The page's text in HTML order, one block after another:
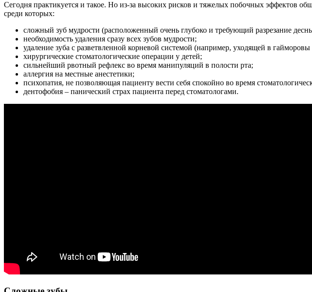
Сегодня практикуется и такое. Но из-за высоких рисков и тяжелых побочных эффектов
среди которых:
сложный зуб мудрости (расположенный очень глубоко и требующий разрезание
необходимость удаления сразу всех зубов мудрости;
удаление зуба с разветвленной корневой системой (например, уходящей в гайморовы
хирургические стоматологические операции у детей;
сильнейший рвотный рефлекс во время манипуляций в полости рта;
аллергия на местные анестетики;
психопатия, не позволяющая пациенту вести себя спокойно во время
дентофобия – панический страх пациента перед стоматологами.